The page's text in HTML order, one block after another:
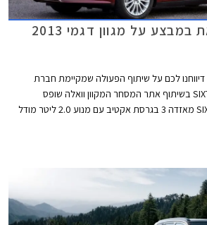
שלמה SIXT יוצאת במבצע על מגוון דגמי 2013
לכם על שיתוף הפעולה שמקיימת חברת
ההשכרה והליסינג שלמה SIXT בשיתוף אתר המסחר המקוון וואלה שופס
במסגרתו מציעה שלמה SIXT מאזדה 3 בגרסת אקטיב עם מנוע 2.0 ליטר מודל
הרשמי. להלן רשימת הדגמים המוצעים (מעבר